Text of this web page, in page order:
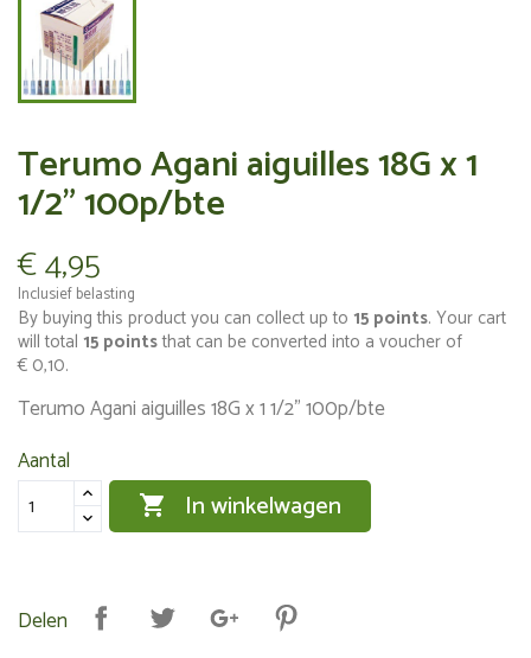
Terumo Agani aiguilles 18G x 1
1/2" 100p/bte
€ 4,95
Inclusief belasting
By buying this product you can collect up to 15 points. Your cart
will total 15 pointsthat can be converted into a voucher of
€ 0,10.
Terumo Agani aiguilles 18G x 1 1/2" 100p/bte
Aantal
 In winkelwagen
Delen